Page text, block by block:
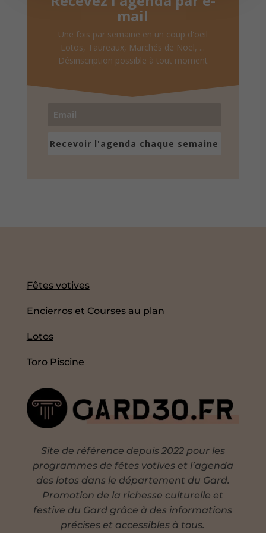
mail
Une fois par semaine en un coup d'oeil
Lotos, Taureaux, Marchés de Noël, ...
Désinscription possible à tout moment
Recevoir l'agenda chaque semaine
Fêtes votives
Encierros et Courses au plan
Lotos
Toro Piscine
Site de référence depuis 2022 pour les
programmes de fêtes votives et l’agenda
des lotos dans le département du Gard.
Promotion de la richesse culturelle et
festive du Gard grâce à des informations
précises et accessibles à tous.